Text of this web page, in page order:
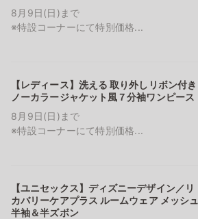
8月9日(日)まで
※特設コーナーにて特別価格...
【レディース】洗える 取り外しリボン付き
ノーカラージャケット風７分袖ワンピース
8月9日(日)まで
※特設コーナーにて特別価格...
【ユニセックス】ディズニーデザイン／リ
カバリーケアプラス ルームウェア メッシュ
半袖＆半ズボン